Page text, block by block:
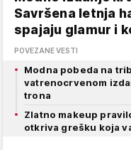
Savršena letnja
spajaju glamur i
POVEZANE VESTI
Modna pobeda na
vatrenocrvenom
trona
Zlatno makeup
otkriva grešku koja